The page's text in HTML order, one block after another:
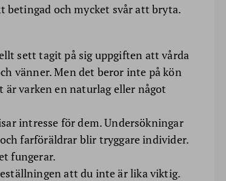
betingad och mycket svår att bryta.
sett tagit på sig uppgiften att vårda
vänner. Men det beror inte på kön
varken en naturlag eller något
intresse för dem. Undersökningar
farföräldrar blir tryggare individer.
fungerar.
att du inte är lika viktig.